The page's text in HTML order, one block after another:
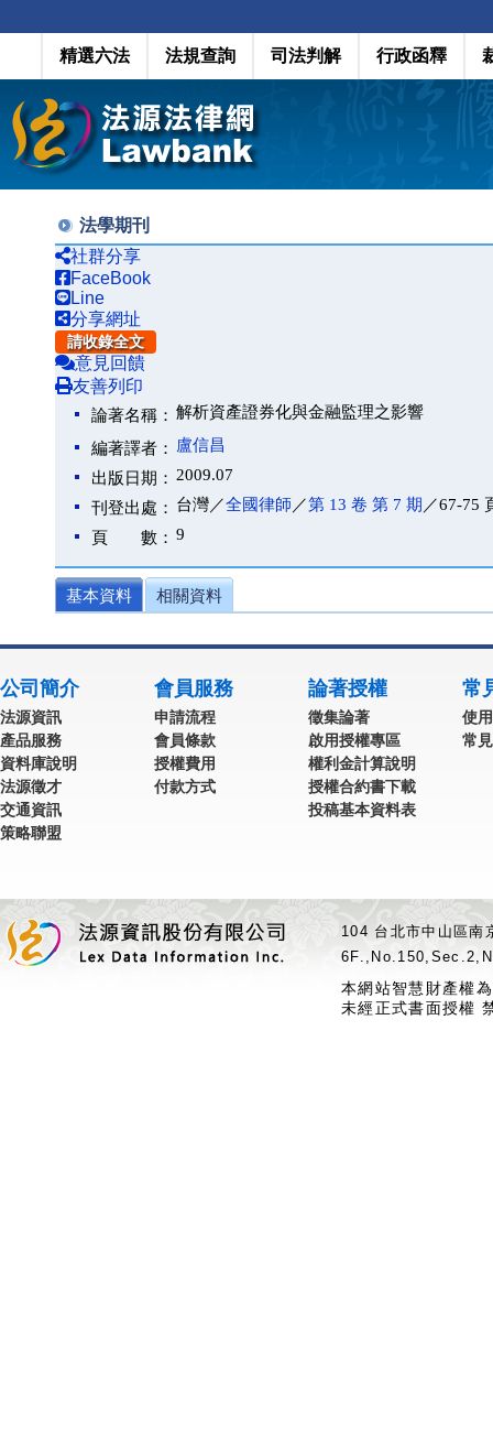
精選六法 法規查詢 司法判解 行政函釋
法學期刊
社群分享
FaceBook
Line
分享網址
請收錄全文
意見回饋
友善列印
論著名稱： 解析資產證券化與金融監理之影響
編著譯者：
盧信昌
出版日期： 2009.07
刊登出處： 台灣／全國律師 ／第 13 卷 第 7 期 ／67-75
頁 數： 9
基本資料 相關資料
公司簡介
法源資訊
產品服務
資料庫說明
法源徵才
交通資訊
策略聯盟
會員服務
申請流程
會員條款
授權費用
付款方式
論著授權
徵集論著
啟用授權專區
權利金計算說明
授權合約書下載
投稿基本資料表
常
使
常
104 台北市中山區
本網站智慧財產權
未經正式書面授權